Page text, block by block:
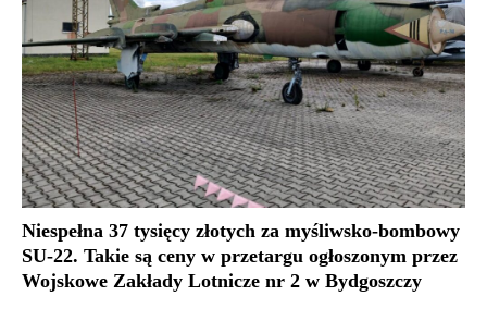
Niespełna 37 tysięcy złotych za myśliwsko-bombowy
SU-22. Takie są ceny w przetargu ogłoszonym przez
Wojskowe Zakłady Lotnicze nr 2 w Bydgoszczy